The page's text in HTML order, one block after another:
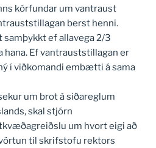
kórfundar um vantraust
berst henni.
ef allavega 2/3
hana. Ef vantrauststillagan er
í viðkomandi embætti á sama
um brot á siðareglum
skal stjórn
um hvort eigi að
til skrifstofu rektors